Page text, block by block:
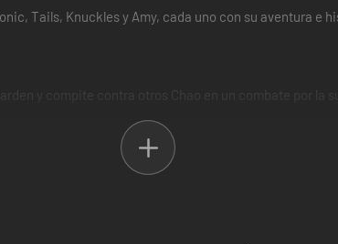
Tails, Knuckles y Amy, cada uno con su aventura e
y compite contra otros Chao en un combate por la